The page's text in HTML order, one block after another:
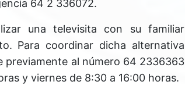
64 2 336072.
una televisita con su familiar
Para coordinar dicha alternativa
previamente al número 64 2336363
y viernes de 8:30 a 16:00 horas.